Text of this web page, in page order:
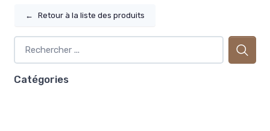
← Retour à la liste des produits
Catégories